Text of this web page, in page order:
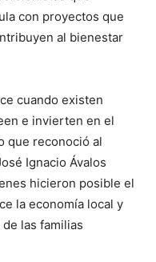
con proyectos que
al bienestar
cuando existen
e invierten en el
que reconoció al
Ignacio Ávalos
hicieron posible el
la economía local y
las familias